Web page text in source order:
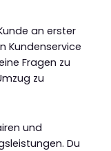
an erster
Kundenservice
Fragen zu
zu
und
Du